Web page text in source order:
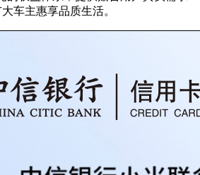
车主惠享品质生活。